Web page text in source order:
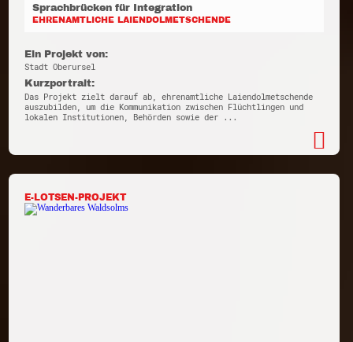
Sprachbrücken für Integration
EHRENAMTLICHE LAIENDOLMETSCHENDE
Ein Projekt von:
Stadt Oberursel
Kurzportrait:
Das Projekt zielt darauf ab, ehrenamtliche Laiendolmetschende
auszubilden, um die Kommunikation zwischen Flüchtlingen und
lokalen Institutionen, Behörden sowie der ...
E-LOTSEN-PROJEKT